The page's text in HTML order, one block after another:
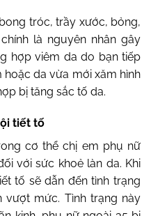
tróc, trầy xước, bỏng,
là nguyên nhân gây
hợp viêm da do bạn tiếp
da vừa mới xăm hình
bị tăng sắc tố da.
tiết tố
cơ thể chị em phụ nữ
với sức khoẻ làn da. Khi
tố sẽ dẫn đến tình trạng
vượt mức. Tình trạng này